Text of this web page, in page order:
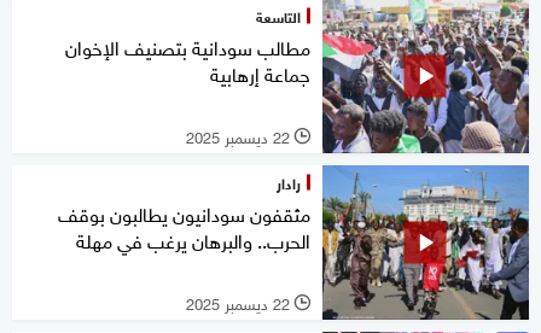
التاسعة
مطالب سودانية بتصنيف الإخوان
جماعة إرهابية
l 22 ديسمبر 2025
رادار
مثقفون سودانيون يطالبون بوقف
الحرب.. والبرهان يرغب في مهلة
l 22 ديسمبر 2025